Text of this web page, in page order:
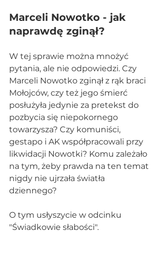
Marceli Nowotko - jak
naprawdę zginął?
W tej sprawie można mnożyć
pytania, ale nie odpowiedzi. Czy
Marceli Nowotko zginął z rąk braci
Mołojców, czy też jego śmierć
posłużyła jedynie za pretekst do
pozbycia się niepokornego
towarzysza? Czy komuniści,
gestapo i AK współpracowali przy
likwidacji Nowotki? Komu zależało
na tym, żeby prawda na ten temat
nigdy nie ujrzała światła
dziennego?
O tym usłyszycie w odcinku
"Świadkowie słabości".